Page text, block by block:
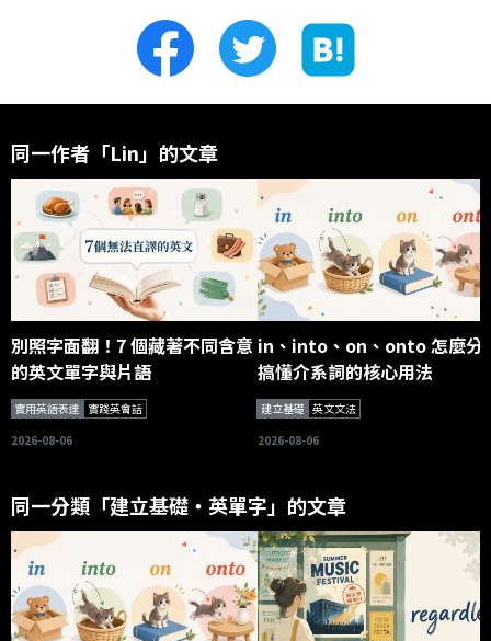
同一作者「Lin」的文章
別照字面翻！7 個藏著不同含意
的英文單字與片語
實用英語表達 實踐英會話
2026-08-06
in、into、on、onto 怎麼分
搞懂介系詞的核心用法
建立基礎 英文文法
2026-08-06
同一分類「建立基礎・英單字」的文章